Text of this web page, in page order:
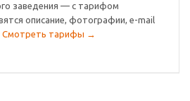
заведения — с тарифом
описание, фотографии, e-mail
Смотреть тарифы →